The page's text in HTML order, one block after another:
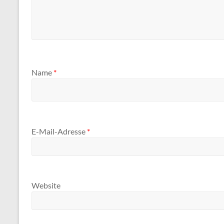
Name *
E-Mail-Adresse *
Website